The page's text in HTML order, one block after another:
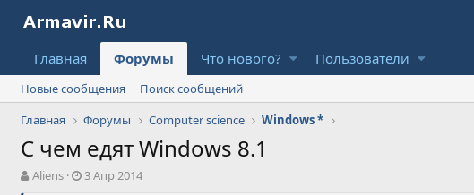
Главная Форумы Что нового? Пользователи
Новые сообщения
Поиск сообщений
Главная
Форумы Computer science Windows *
С чем едят Windows 8.1
А
Aliens
Д
3 Апр 2014